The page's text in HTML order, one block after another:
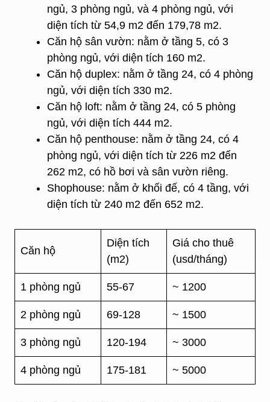
ngủ, 3 phòng ngủ, và 4 phòng ngủ, với
diện tích từ 54,9 m2 đến 179,78 m2.
Căn hộ sân vườn: nằm ở tầng 5, có 3
phòng ngủ, với diện tích 160 m2.
Căn hộ duplex: nằm ở tầng 24, có 4 phòng
ngủ, với diện tích 330 m2.
Căn hộ loft: nằm ở tầng 24, có 5 phòng
ngủ, với diện tích 444 m2.
Căn hộ penthouse: nằm ở tầng 24, có 4
phòng ngủ, với diện tích từ 226 m2 đến
262 m2, có hồ bơi và sân vườn riêng.
Shophouse: nằm ở khối đế, có 4 tầng, với
diện tích từ 240 m2 đến 652 m2.
Căn hộ
Diện tích
(m2)
Giá cho thuê
(usd/tháng)
1 phòng ngủ 55-67 ~ 1200
2 phòng ngủ 69-128 ~ 1500
3 phòng ngủ 120-194 ~ 3000
4 phòng ngủ 175-181 ~ 5000